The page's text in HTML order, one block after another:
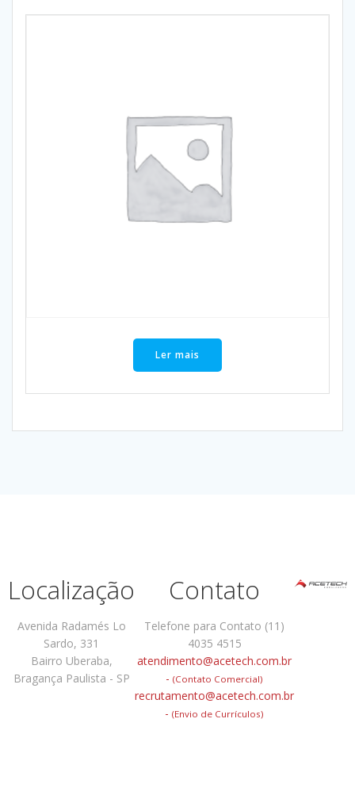
Ler mais
Localização
Avenida Radamés Lo
Sardo, 331
Bairro Uberaba,
Bragança Paulista - SP
Contato
Telefone para Contato (11)
4035 4515
atendimento@acetech.com.br
- (Contato Comercial)
recrutamento@acetech.com.br
- (Envio de Currículos)